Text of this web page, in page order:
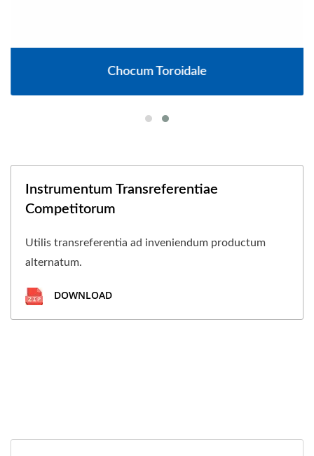
Chocum Toroidale
Instrumentum Transreferentiae
Competitorum
Utilis transreferentia ad inveniendum productum
alternatum.
DOWNLOAD